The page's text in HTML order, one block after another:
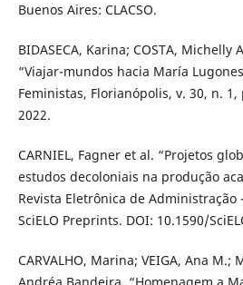
Buenos Aires: CLACSO.
BIDASECA, Karina; COSTA, Michelly
“Viajar-mundos hacia María
Feministas, Florianópolis, v. 30, n.
2022.
CARNIEL, Fagner et al. “Projetos
estudos decoloniais na produção
Revista Eletrônica de Administração
SciELO Preprints. DOI: 10.1590/
CARVALHO, Marina; VEIGA, Ana M.;